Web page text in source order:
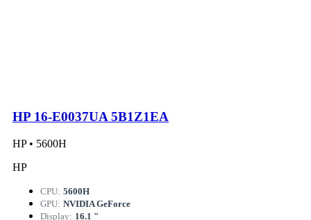
HP 16-E0037UA 5B1Z1EA
HP • 5600H
HP
CPU: 5600H
GPU: NVIDIA GeForce
Display: 16.1 "